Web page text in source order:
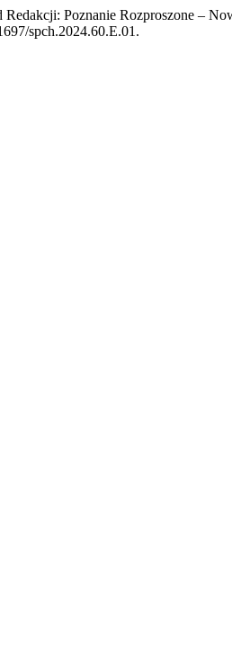
Redakcji: Poznanie Rozproszone –
spch.2024.60.E.01.